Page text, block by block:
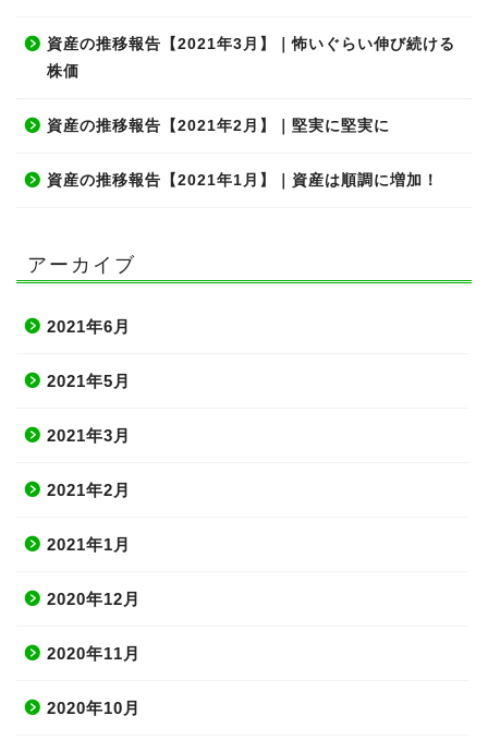
資産の推移報告【2021年3月】｜怖いぐらい伸び続ける
株価
資産の推移報告【2021年2月】｜堅実に堅実に
資産の推移報告【2021年1月】｜資産は順調に増加！
アーカイブ
2021年6月
2021年5月
2021年3月
2021年2月
2021年1月
2020年12月
2020年11月
2020年10月